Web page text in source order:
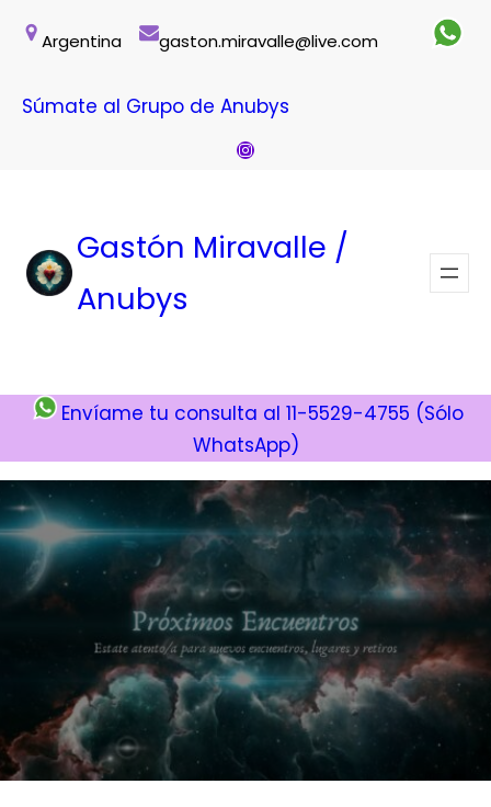
Argentina gaston.miravalle@live.com
Súmate al Grupo de Anubys
Instagram
Gastón Miravalle /
Anubys
Envíame tu consulta al 11-5529-4755 (Sólo
WhatsApp)